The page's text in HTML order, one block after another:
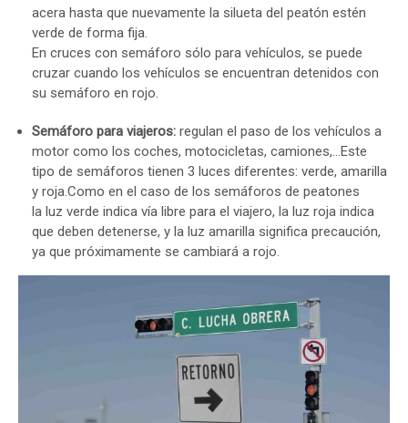
acera hasta que nuevamente la silueta del peatón estén
verde de forma fija.
En cruces con semáforo sólo para vehículos, se puede
cruzar cuando los vehículos se encuentran detenidos con
su semáforo en rojo.
Semáforo para viajeros: regulan el paso de los vehículos a
motor como los coches, motocicletas, camiones,…Este
tipo de semáforos tienen 3 luces diferentes: verde, amarilla
y roja.Como en el caso de los semáforos de peatones
la luz verde indica vía libre para el viajero, la luz roja indica
que deben detenerse, y la luz amarilla significa precaución,
ya que próximamente se cambiará a rojo.